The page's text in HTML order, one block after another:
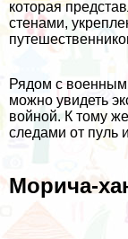
которая
стенами,
Рядом с военным
можно увидеть
войной. К тому
следами от пуль
Морича-